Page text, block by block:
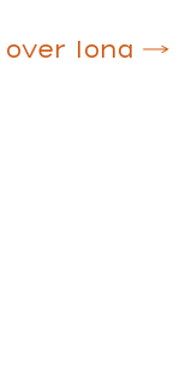
Iona